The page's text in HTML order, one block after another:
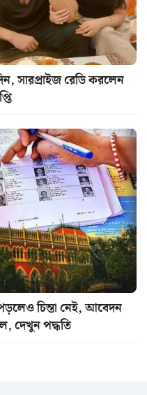
সারপ্রাইজ রেডি করলেন
চিন্তা নেই, আবেদন
দেখুন পদ্ধতি